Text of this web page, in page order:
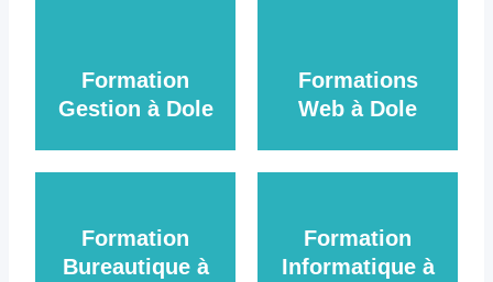
Formation
Gestion à Dole
Formations
Web à Dole
Formation
Bureautique à
Formation
Informatique à